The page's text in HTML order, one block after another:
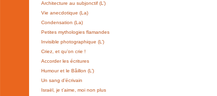
Architecture au subjonctif (L’)
Vie anecdotique (La)
Condensation (La)
Petites mythologies flamandes
Invisible photographique (L’)
Criez, et qu’on crie !
Accorder les écritures
Humour et le Bâillon (L’)
Un sang d’écrivain
Israël, je t’aime, moi non plus